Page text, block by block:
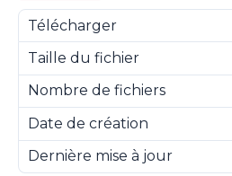
Télécharger
Taille du fichier
Nombre de fichiers
Date de création
Dernière mise à jour